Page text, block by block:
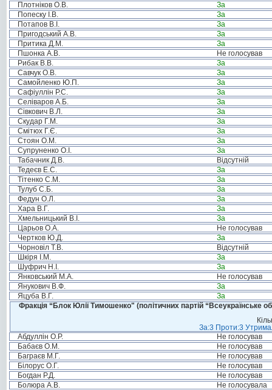
Плотніков О.В.
За
Попеску І.В.
За
Потапов В.І.
За
Пригодський А.В.
За
Притика Д.М.
За
Пшонка А.В.
Не голосував
Рибак В.В.
За
Савчук О.В.
За
Самойленко Ю.П.
За
Сафіуллін Р.С.
За
Селіваров А.Б.
За
Сівкович В.Л.
За
Скудар Г.М.
За
Смітюх Г.Є.
За
Стоян О.М.
За
Супруненко О.І.
За
Табачник Д.В.
Відсутній
Тедеєв Е.С.
За
Тітенко С.М.
За
Тулуб С.Б.
За
Федун О.Л.
За
Хара В.Г.
За
Хмельницький В.І.
За
Царьов О.А.
Не голосував
Чертков Ю.Д.
За
Чорновіл Т.В.
Відсутній
Шкіря І.М.
За
Шуфрич Н.І.
За
Янковський М.А.
Не голосував
Янукович В.Ф.
За
Яцуба В.Г.
За
Фракція “Блок Юлії Тимошенко" (політичних партій “Всеукраїнське
За:3 Проти:3
Абдуллін О.Р.
Не голосував
Бабаєв О.М.
Не голосував
Баграєв М.Г.
Не голосував
Білорус О.Г.
Не голосував
Богдан Р.Д.
Не голосував
Болюра А.В.
Не голосувала